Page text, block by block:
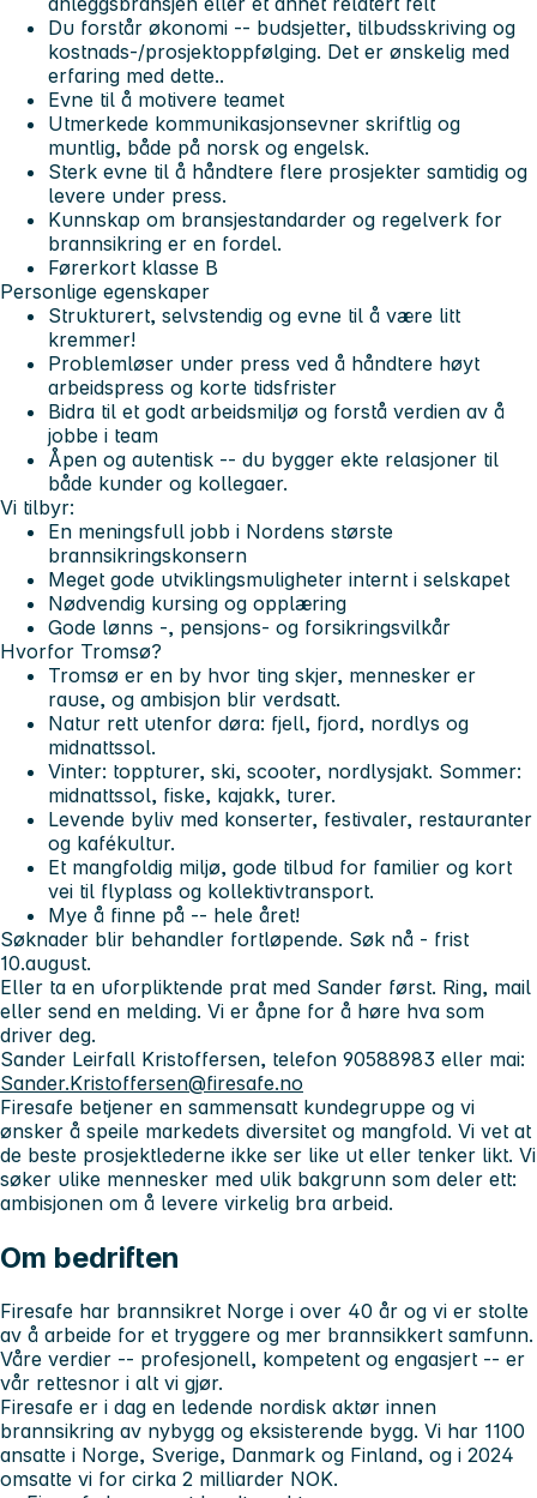
Du forstår økonomi -- budsjetter, tilbudsskriving og
kostnads-/prosjektoppfølging. Det er ønskelig med
erfaring med dette..
Evne til å motivere teamet
Utmerkede kommunikasjonsevner skriftlig og
muntlig, både på norsk og engelsk.
Sterk evne til å håndtere flere prosjekter samtidig og
levere under press.
Kunnskap om bransjestandarder og regelverk for
brannsikring er en fordel.
Førerkort klasse B
Personlige egenskaper
Strukturert, selvstendig og evne til å være litt
kremmer!
Problemløser under press ved å håndtere høyt
arbeidspress og korte tidsfrister
Bidra til et godt arbeidsmiljø og forstå verdien av å
jobbe i team
Åpen og autentisk -- du bygger ekte relasjoner til
både kunder og kollegaer.
Vi tilbyr:
En meningsfull jobb i Nordens største
brannsikringskonsern
Meget gode utviklingsmuligheter internt i selskapet
Nødvendig kursing og opplæring
Gode lønns -, pensjons- og forsikringsvilkår
Hvorfor Tromsø?
Tromsø er en by hvor ting skjer, mennesker er
rause, og ambisjon blir verdsatt.
Natur rett utenfor døra: fjell, fjord, nordlys og
midnattssol.
Vinter: toppturer, ski, scooter, nordlysjakt. Sommer:
midnattssol, fiske, kajakk, turer.
Levende byliv med konserter, festivaler, restauranter
og kafékultur.
Et mangfoldig miljø, gode tilbud for familier og kort
vei til flyplass og kollektivtransport.
Mye å finne på -- hele året!
Søknader blir behandler fortløpende. Søk nå - frist
10.august.
Eller ta en uforpliktende prat med Sander først. Ring, mail
eller send en melding. Vi er åpne for å høre hva som
driver deg.
Sander Leirfall Kristoffersen, telefon 90588983 eller mai:
Sander.Kristoffersen@firesafe.no
Firesafe betjener en sammensatt kundegruppe og vi
ønsker å speile markedets diversitet og mangfold. Vi vet at
de beste prosjektlederne ikke ser like ut eller tenker likt. Vi
søker ulike mennesker med ulik bakgrunn som deler ett:
ambisjonen om å levere virkelig bra arbeid.
Om bedriften
Firesafe har brannsikret Norge i over 40 år og vi er stolte
av å arbeide for et tryggere og mer brannsikkert samfunn.
Våre verdier -- profesjonell, kompetent og engasjert -- er
vår rettesnor i alt vi gjør.
Firesafe er i dag en ledende nordisk aktør innen
brannsikring av nybygg og eksisterende bygg. Vi har 1100
ansatte i Norge, Sverige, Danmark og Finland, og i 2024
omsatte vi for cirka 2 milliarder NOK.